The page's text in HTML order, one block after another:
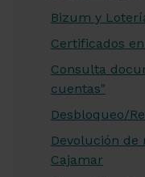
Bizum y
Certificados
Consulta
cuentas"
Desbloqueo/
Devolución de
Cajamar